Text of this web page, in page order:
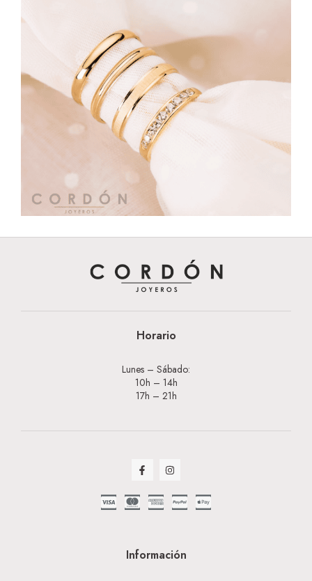
Horario
Lunes – Sábado:
10h – 14h
17h – 21h
Información